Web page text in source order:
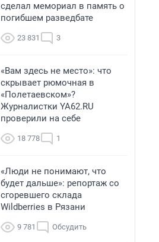
сделал мемориал в память о
погибшем разведбате
23 831 3
«Вам здесь не место»: что
скрывает рюмочная в
«Полетаевском»?
Журналистки YA62.RU
проверили на себе
18 778 1
«Люди не понимают, что
будет дальше»: репортаж со
сгоревшего склада
Wildberries в Рязани
9 781 Обсудить